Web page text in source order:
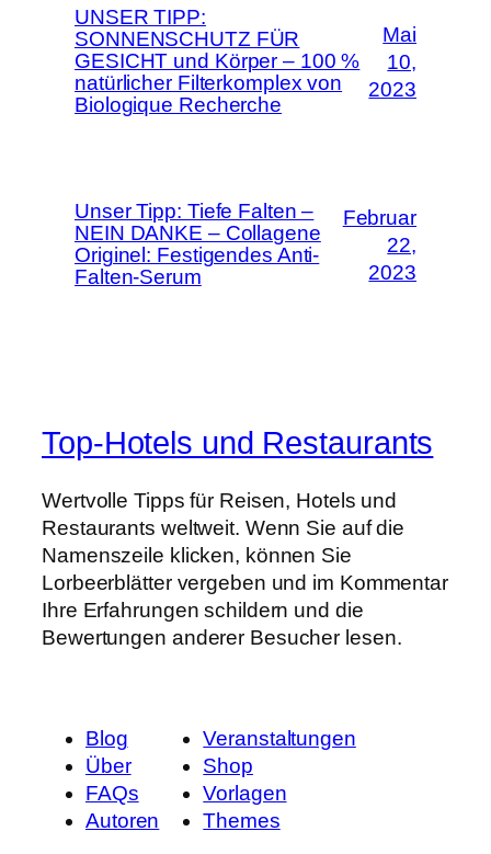
UNSER TIPP:
SONNENSCHUTZ FÜR
GESICHT und Körper – 100 %
natürlicher Filterkomplex von
Biologique Recherche
Mai
10,
2023
Unser Tipp: Tiefe Falten –
NEIN DANKE – Collagene
Originel: Festigendes Anti-
Falten-Serum
Februar
22,
2023
Top-Hotels und Restaurants
Wertvolle Tipps für Reisen, Hotels und
Restaurants weltweit. Wenn Sie auf die
Namenszeile klicken, können Sie
Lorbeerblätter vergeben und im Kommentar
Ihre Erfahrungen schildern und die
Bewertungen anderer Besucher lesen.
Blog
Über
FAQs
Autoren
Veranstaltungen
Shop
Vorlagen
Themes